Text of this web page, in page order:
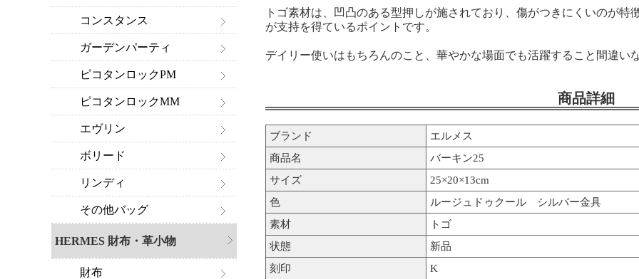
トゴ素材は、凹凸のある型押しが施されており、傷がつきにくいのが
が支持を得ているポイントです。
デイリー使いはもちろんのこと、華やかな場面でも活躍すること間違い
商品詳細
ブランド
エルメス
商品名
バーキン25
サイズ
25×20×13cm
色
ルージュドゥクール シルバー金具
素材
トゴ
状態
新品
刻印
K
コンスタンス
ガーデンパーティ
ピコタンロックPM
ピコタンロックMM
エヴリン
ボリード
リンディ
その他バッグ
HERMES 財布・革小物
財布